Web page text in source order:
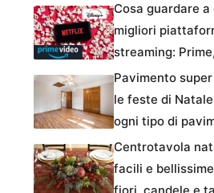
Cosa guardare
migliori
streaming:
Pavimento
le feste di
ogni tipo di
Centrotavola
facili e